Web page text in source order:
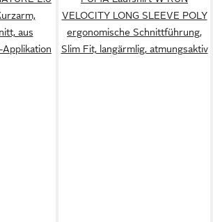
aus
VELOCITY LONG SLEEVE POLY
ergonomische Schnittführung,
Slim Fit, langärmlig, atmungsaktiv